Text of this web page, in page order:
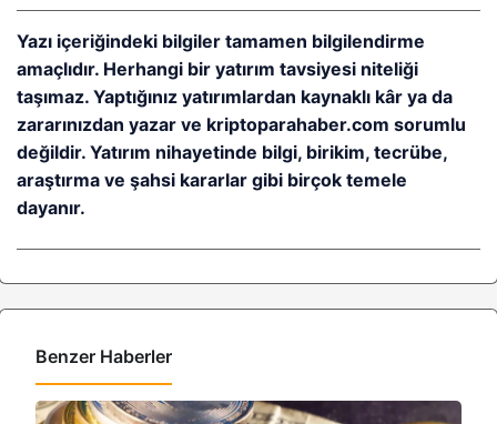
Yazı içeriğindeki bilgiler tamamen bilgilendirme
amaçlıdır. Herhangi bir yatırım tavsiyesi niteliği
taşımaz. Yaptığınız yatırımlardan kaynaklı kâr ya da
zararınızdan yazar ve kriptoparahaber.com sorumlu
değildir. Yatırım nihayetinde bilgi, birikim, tecrübe,
araştırma ve şahsi kararlar gibi birçok temele
dayanır.
Benzer Haberler